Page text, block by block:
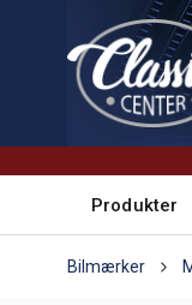
Produkter
Bilmærker